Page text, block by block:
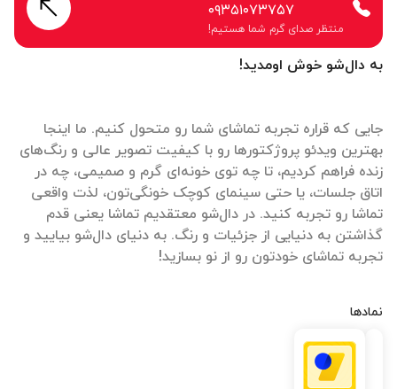
به دال‌شو خوش اومدید!
جایی که قراره تجربه تماشای شما رو متحول کنیم. ما اینجا
بهترین ویدئو پروژکتورها رو با کیفیت تصویر عالی و رنگ‌های
زنده فراهم کردیم، تا چه توی خونه‌ای گرم و صمیمی، چه در
اتاق جلسات، یا حتی سینمای کوچک خونگی‌تون، لذت واقعی
تماشا رو تجربه کنید. در دال‌شو معتقدیم تماشا یعنی قدم
گذاشتن به دنیایی از جزئیات و رنگ. به دنیای دال‌شو بیایید و
تجربه تماشای خودتون رو از نو بسازید!
نمادها
۰۹۳۵۱۰۷۳۷۵۷
منتظر صدای گرم شما هستیم!